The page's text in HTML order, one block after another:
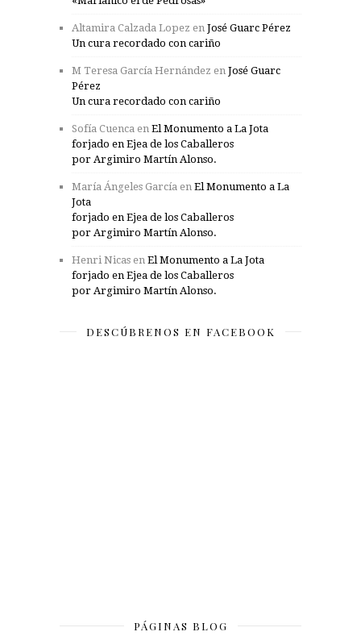
Altamira Calzada Lopez en José Guarc Pérez
Un cura recordado con cariño
M Teresa García Hernández en José Guarc
Pérez
Un cura recordado con cariño
Sofía Cuenca en El Monumento a La Jota
forjado en Ejea de los Caballeros
por Argimiro Martín Alonso.
María Ángeles García en El Monumento a La
Jota
forjado en Ejea de los Caballeros
por Argimiro Martín Alonso.
Henri Nicas en El Monumento a La Jota
forjado en Ejea de los Caballeros
por Argimiro Martín Alonso.
DESCÚBRENOS EN FACEBOOK
PÁGINAS BLOG